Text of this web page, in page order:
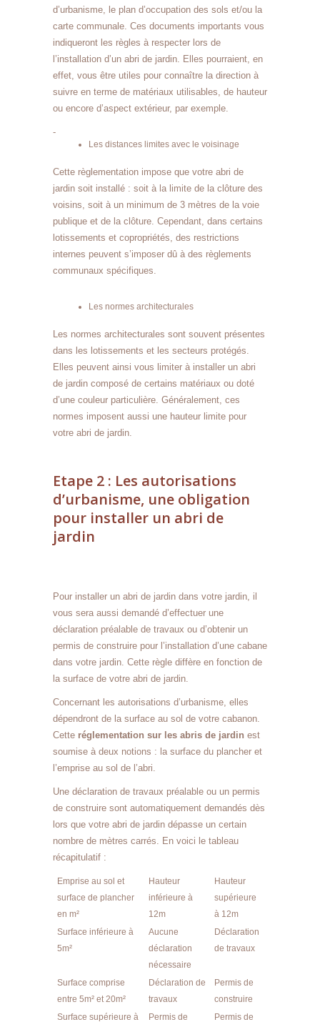
d’urbanisme, le plan d’occupation des sols et/ou la
carte communale. Ces documents importants vous
indiqueront les règles à respecter lors de
l’installation d’un abri de jardin. Elles pourraient, en
effet, vous être utiles pour connaître la direction à
suivre en terme de matériaux utilisables, de hauteur
ou encore d’aspect extérieur, par exemple.
-
Les distances limites avec le voisinage
Cette règlementation impose que votre abri de
jardin soit installé : soit à la limite de la clôture des
voisins, soit à un minimum de 3 mètres de la voie
publique et de la clôture. Cependant, dans certains
lotissements et copropriétés, des restrictions
internes peuvent s’imposer dû à des règlements
communaux spécifiques.
Les normes architecturales
Les normes architecturales sont souvent présentes
dans les lotissements et les secteurs protégés.
Elles peuvent ainsi vous limiter à installer un abri
de jardin composé de certains matériaux ou doté
d’une couleur particulière. Généralement, ces
normes imposent aussi une hauteur limite pour
votre abri de jardin.
Etape 2 : Les autorisations
d’urbanisme, une obligation
pour installer un abri de
jardin
Pour installer un abri de jardin dans votre jardin, il
vous sera aussi demandé d’effectuer une
déclaration préalable de travaux ou d’obtenir un
permis de construire pour l’installation d’une cabane
dans votre jardin. Cette règle diffère en fonction de
la surface de votre abri de jardin.
Concernant les autorisations d’urbanisme, elles
dépendront de la surface au sol de votre cabanon.
Cette réglementation sur les abris de jardin est
soumise à deux notions : la surface du plancher et
l’emprise au sol de l’abri.
Une déclaration de travaux préalable ou un permis
de construire sont automatiquement demandés dès
lors que votre abri de jardin dépasse un certain
nombre de mètres carrés. En voici le tableau
récapitulatif :
Emprise au sol et
surface de plancher
en m²
Hauteur
inférieure à
12m
Hauteur
supérieure
à 12m
Surface inférieure à
5m²
Aucune
déclaration
nécessaire
Déclaration
de travaux
Surface comprise
entre 5m² et 20m²
Déclaration de
travaux
Permis de
construire
Surface supérieure à
Permis de Permis de